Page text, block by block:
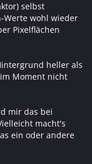
selbst
Werte wohl wieder
Pixelflächen
heller als
Moment nicht
mir das bei
macht's
ein oder andere